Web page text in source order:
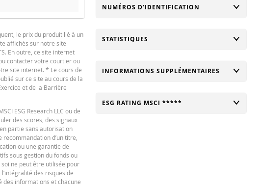
1 Semaine 1 An
PDF English
le prix du produit lié à un
affichés sur notre site
En outre, ce site internet
contacter votre courtier ou
site internet. * Le cours de
sur ce site au cours de la
et de la Barrière
ESG Research LLC ou de
des scores, des signaux
partie sans autorisation
d’un titre,
ou une garantie de
sous gestion du fonds ou
ne peut être utilisée pour
des risques de
des informations et chacune
CHANGER
NUMÉROS D'IDENTIFICATION
CHANGER
STATISTIQUES
CHANGER
INFORMATIONS SUPPLÉMENTAIRES
CHANGER
ESG RATING MSCI *****